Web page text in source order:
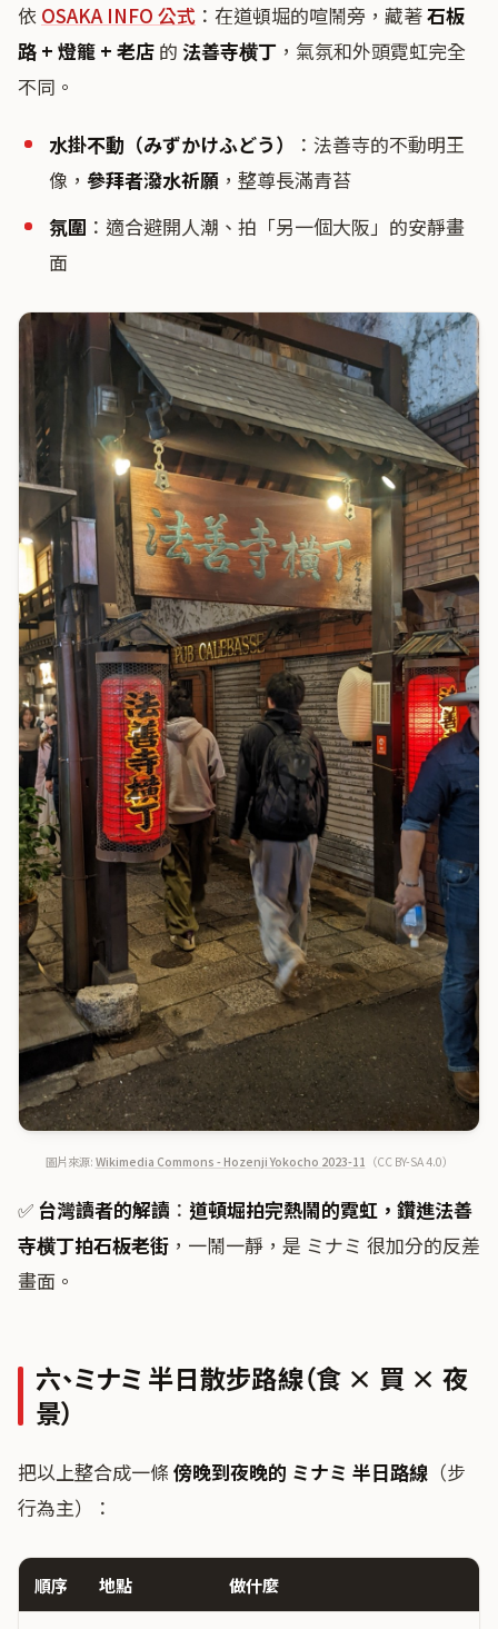
依 OSAKA INFO 公式 ：在道頓堀的喧鬧旁，藏著石板
路 + 燈籠 + 老店 的 法善寺横丁 ，氣氛和外頭霓虹完全
不同。
水掛不動（みずかけふどう）
：法善寺的不動明王
像， 參拜者潑水祈願 ，整尊長滿青苔
氛圍 ：適合避開人潮、拍「另一個大阪」的安靜畫
面
圖片來源: Wikimedia Commons - Hozenji Yokocho 2023-11 （CC BY-SA 4.0）
✅ 台灣讀者的解讀 ： 道頓堀拍完熱鬧的霓虹，鑽進法善
寺横丁拍石板老街 ，一鬧一靜，是 ミナミ 很加分的反差
畫面。
六、ミナミ 半日散步路線（食 × 買 × 夜
景）
把以上整合成一條 傍晚到夜晚的 ミナミ 半日路線 （步
行為主）：
順序 地點 做什麼